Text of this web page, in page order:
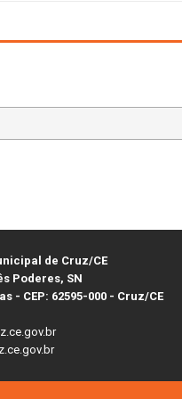
de Cruz/CE
Poderes, SN
- CEP: 62595-000 - Cruz/CE